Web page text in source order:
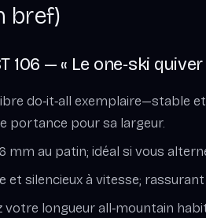
bref)
106 — « Le one‑ski quiver
do‑it‑all
portance pour sa largeur.
mm au patin; idéal si vous
et silencieux à vitesse;
votre longueur all‑mountain